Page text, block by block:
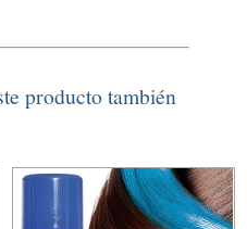
producto también